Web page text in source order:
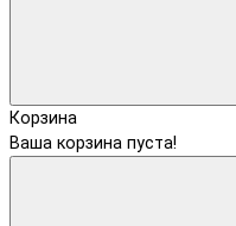
Корзина
Ваша корзина пуста!